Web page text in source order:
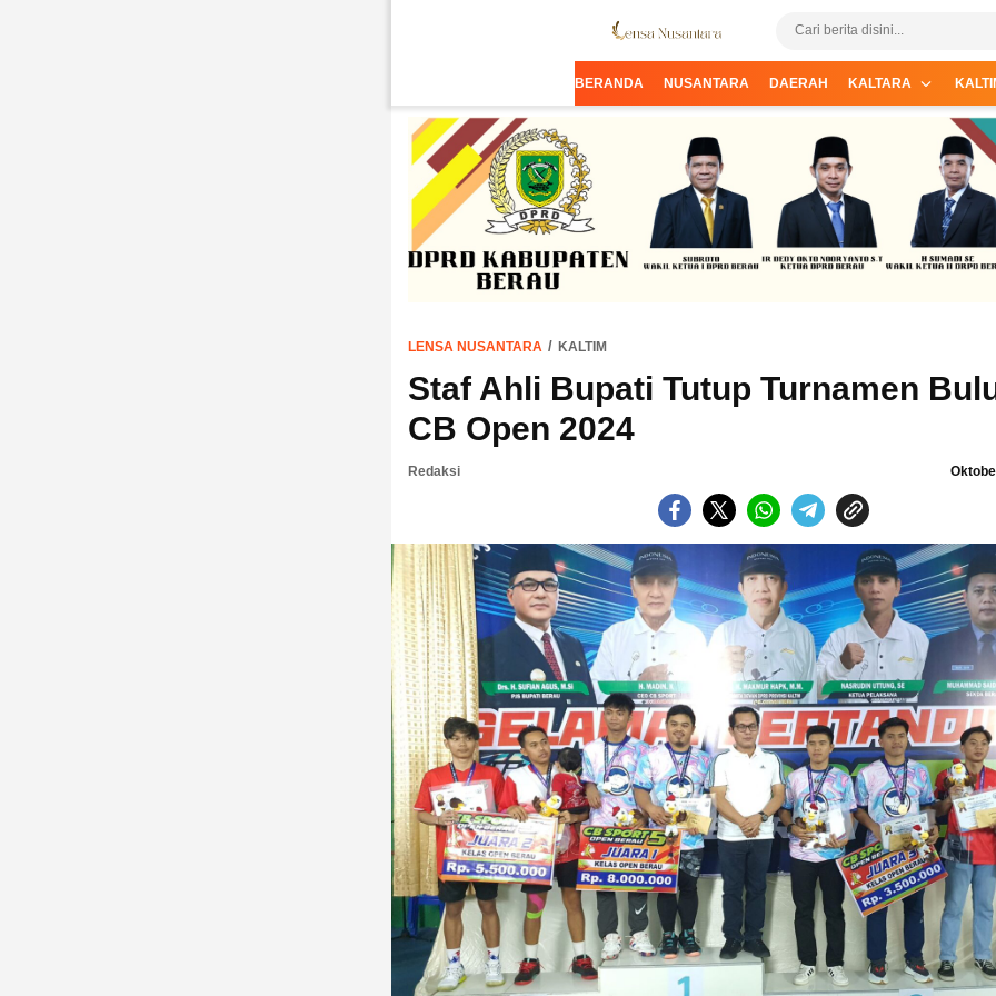
Lensa Nusantara
Informasi Terpercaya dari Nusantara
BERANDA NUSANTARA DAERAH KALTARA
LENSA NUSANTARA KALTIM
Staf Ahli Bupati Tutup Turnamen
CB Open 2024
Redaksi